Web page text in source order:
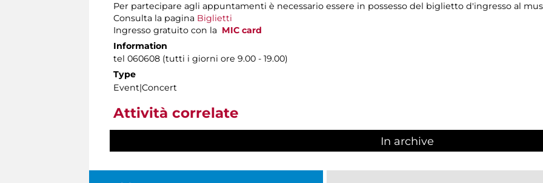
Per partecipare agli appuntamenti è necessario essere in possesso del biglietto d'ingresso al
Consulta la pagina Biglietti
Ingresso gratuito con la MIC card
Information
tel 060608 (tutti i giorni ore 9.00 - 19.00)
Type
Event|Concert
Attività correlate
In archive